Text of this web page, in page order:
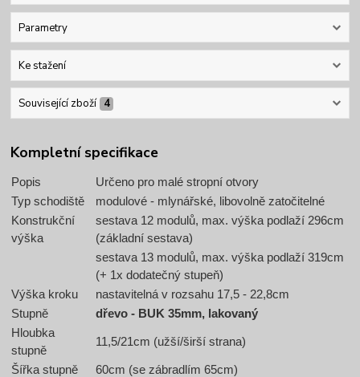
Parametry
Ke stažení
Související zboží 4
Kompletní specifikace
Popis
Určeno pro malé stropní otvory
Typ schodiště
modulové - mlynářské, libovolně zatočitelné
Konstrukční
výška
sestava 12 modulů, max. výška podlaží 296cm
(základní sestava)
sestava 13 modulů, max. výška podlaží 319cm
(+ 1x dodatečný stupeň)
Výška kroku
nastavitelná v rozsahu 17,5 - 22,8cm
Stupně
dřevo - BUK 35mm, lakovaný
Hloubka
stupně
11,5/21cm (užší/širší strana)
Šířka stupně
60cm (se zábradlím 65cm)